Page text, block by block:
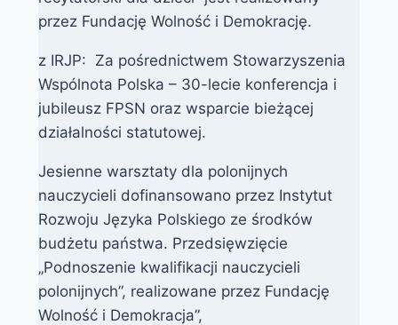
przez Fundację Wolność i Demokrację.
z IRJP: Za pośrednictwem Stowarzyszenia
Wspólnota Polska – 30-lecie konferencja i
jubileusz FPSN oraz wsparcie bieżącej
działalności statutowej.
Jesienne warsztaty dla polonijnych
nauczycieli dofinansowano przez Instytut
Rozwoju Języka Polskiego ze środków
budżetu państwa. Przedsięwzięcie
„Podnoszenie kwalifikacji nauczycieli
polonijnych”, realizowane przez Fundację
Wolność i Demokracja”,